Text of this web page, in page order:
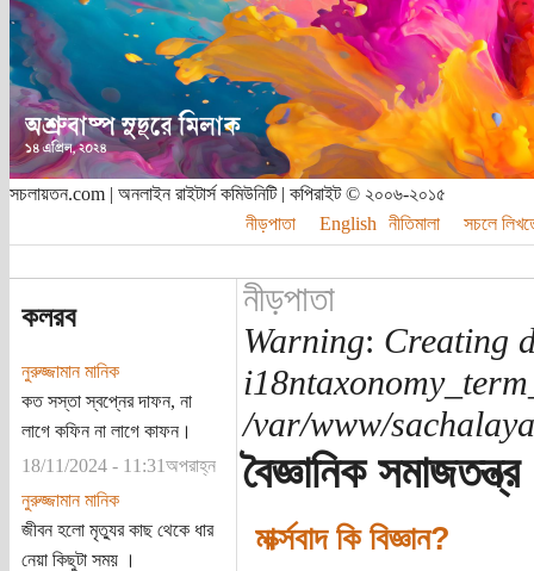
সচলায়তন.com | অনলাইন রাইটার্স কমিউনিটি | কপিরাইট © ২০০৬-২০১৫
নীড়পাতা
English নীতিমালা সচলে
কলরব
নুরুজ্জামান মানিক
কত সস্তা স্বপ্নের দাফন, না
লাগে কফিন না লাগে কাফন।
18/11/2024 - 11:31অপরাহ্ন
নুরুজ্জামান মানিক
জীবন হলো মৃত্যুর কাছ থেকে ধার
নেয়া কিছুটা সময় ।
নীড়পাতা
Warning: Creating
/var/www/
বৈজ্ঞানিক সমাজতন্ত্র
মার্ক্সবাদ কি বিজ্ঞান?